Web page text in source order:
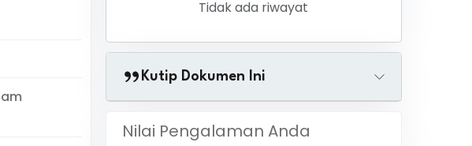
Tidak ada riwayat
Kutip Dokumen Ini
Nilai Pengalaman Anda